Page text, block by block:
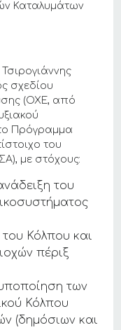
Καταλυμάτων
σχεδίου
(ΟΧΕ, από
Πρόγραμμα
του
με στόχους:
του
του Κόλπου και
πέριξ
των
Κόλπου
(δημόσιων και